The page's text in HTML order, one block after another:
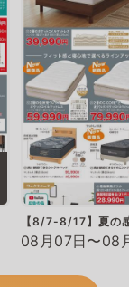
【8/7-8/17】夏の
08月07日〜08